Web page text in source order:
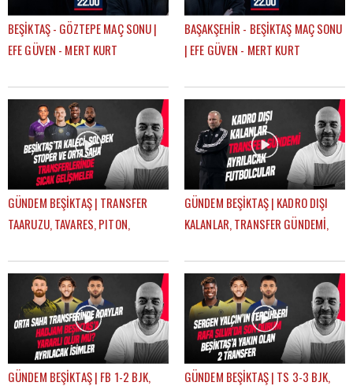
BEŞİKTAŞ - GÖZTEPE MAÇ SONU |
EFE GÜVEN - MERT KURT
BAŞAKŞEHİR - BEŞİKTAŞ MAÇ SONU
| EFE GÜVEN - MERT KURT
GÜNDEM BEŞİKTAŞ | TRANSFER
TAARUZU, TAVARES, PITON,
STROEYKENS | ÇAĞDAŞ SEVİNÇ
GÜNDEM BEŞİKTAŞ | KADRO DIŞI
KALANLAR, TRANSFER GÜNDEMİ,
SEVİNÇ
GÜNDEM BEŞİKTAŞ | FB 1-2 BJK,
GÜNDEM BEŞİKTAŞ | TS 3-3 BJK,